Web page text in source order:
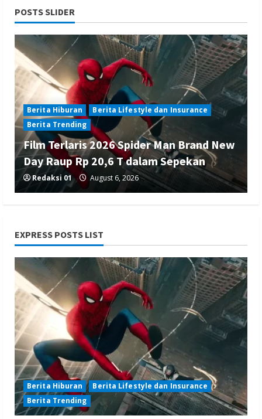
POSTS SLIDER
Berita Hiburan
Berita Lifestyle dan Insurance
Berita Trending
Film Terlaris 2026 Spider Man Brand New
Day Raup Rp 20,6 T dalam Sepekan
Redaksi 01 August 6, 2026
Berita Ekonomi dan Bisnis
Berita Nasional
Berita Terbaru
Gubernur Banten Andra Soni Tata
Kawasan Zona Industri Serang Barat
Redaksi 01 August 6, 2026
Berita Agama Berita Nasional
Berita TNI/POLRI
EXPRESS POSTS LIST
Berita Hiburan
Berita Lifestyle dan Insurance
Berita Trending